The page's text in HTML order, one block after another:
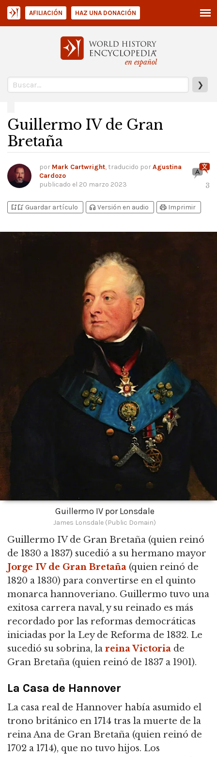
en español
❯
AFILIACIÓN HAZ UNA DONACIÓN
Guillermo IV de Gran
Bretaña
por Mark Cartwright, traducido porAgustina
Cardozo
publicado el 20 marzo 2023 3
bookmark_addbookmark_added Guardar artículo headphones Versión en audio print Imprimir
Guillermo IV por Lonsdale
James Lonsdale (Public Domain)
Guillermo IV de Gran Bretaña (quien reinó
de 1830 a 1837) sucedió a su hermano mayor
Jorge IV de Gran Bretaña (quien reinó de
1820 a 1830) para convertirse en el quinto
monarca hannoveriano. Guillermo tuvo una
exitosa carrera naval, y su reinado es más
recordado por las reformas democráticas
iniciadas por la Ley de Reforma de 1832. Le
sucedió su sobrina, la reina Victoria de
Gran Bretaña (quien reinó de 1837 a 1901).
La Casa de Hannover
La casa real de Hannover había asumido el
trono británico en 1714 tras la muerte de la
reina Ana de Gran Bretaña (quien reinó de
1702 a 1714), que no tuvo hijos. Los